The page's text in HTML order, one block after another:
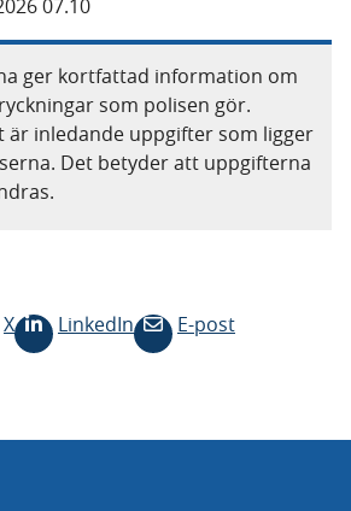
07.10
ger kortfattad information om
som polisen gör.
är inledande uppgifter som ligger
Det betyder att uppgifterna
X LinkedIn E-post